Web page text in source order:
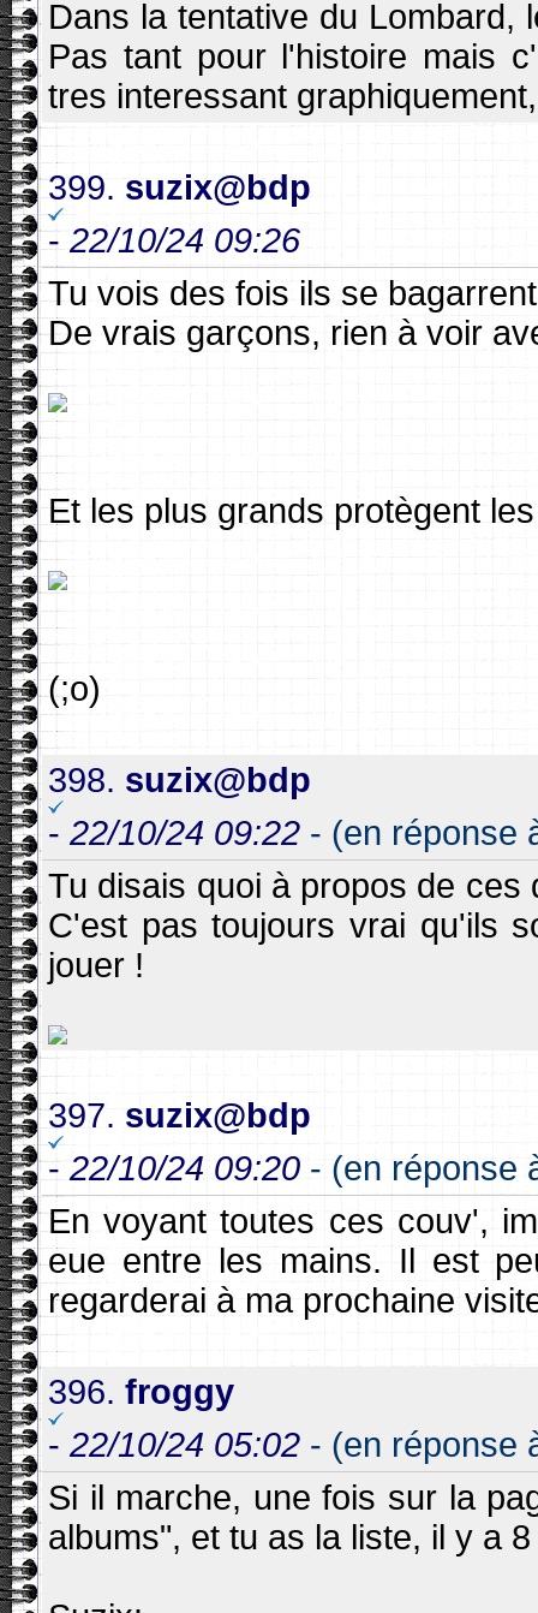
Dans la tentative du Lombard,
Pas tant pour l'histoire mais
tres interessant
399. suzix@bdp
-22/10/24 09:26
Tu vois des fois ils se
De vrais garçons, rien à voir
Et les plus grands protègent
(;o)
398. suzix@bdp
- 22/10/24 09:22 - (en réponse
Tu disais quoi à propos de
C'est pas toujours vrai qu'ils
jouer !
397. suzix@bdp
- 22/10/24 09:20 - (en réponse
En voyant toutes ces couv',
eue entre les mains. Il est
regarderai à ma prochaine
396. froggy
- 22/10/24 05:02 - (en réponse
Si il marche, une fois sur la
albums", et tu as la liste, il y a